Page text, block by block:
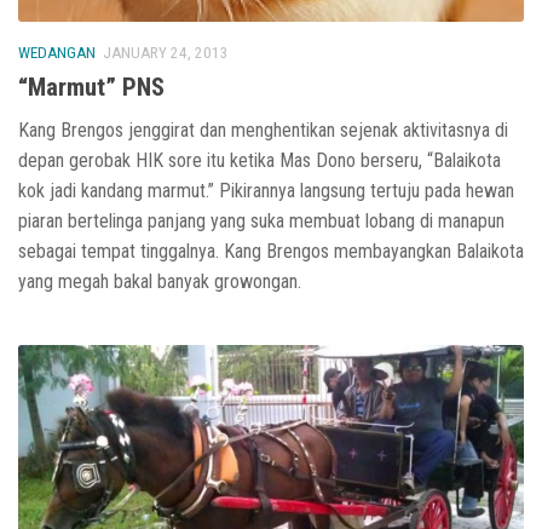
WEDANGAN JANUARY 24, 2013
“Marmut” PNS
Kang Brengos jenggirat dan menghentikan sejenak aktivitasnya di
depan gerobak HIK sore itu ketika Mas Dono berseru, “Balaikota
kok jadi kandang marmut.” Pikirannya langsung tertuju pada hewan
piaran bertelinga panjang yang suka membuat lobang di manapun
sebagai tempat tinggalnya. Kang Brengos membayangkan Balaikota
yang megah bakal banyak growongan.